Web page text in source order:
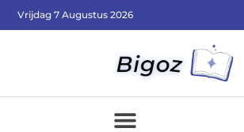
Vrijdag 7 Augustus 2026